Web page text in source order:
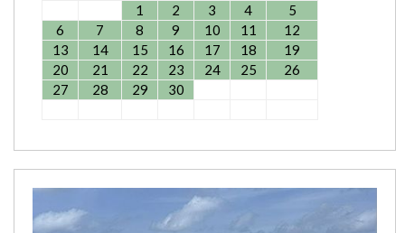
1
2 3 4
5
6
7 8 9 10 11
12
13
14 15 16 17 18
19
20
21 22 23 24 25
26
27
28 29 30